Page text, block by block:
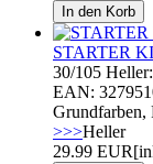
STARTER
30/105
EAN:
Grundfarben,
>>>Heller
29.99 EUR